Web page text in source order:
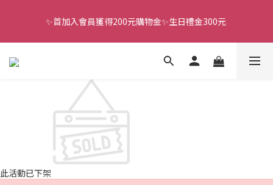
全館滿千免運
✨首加入會員獲得200元購物金✨生日禮金300元
此活動已下架